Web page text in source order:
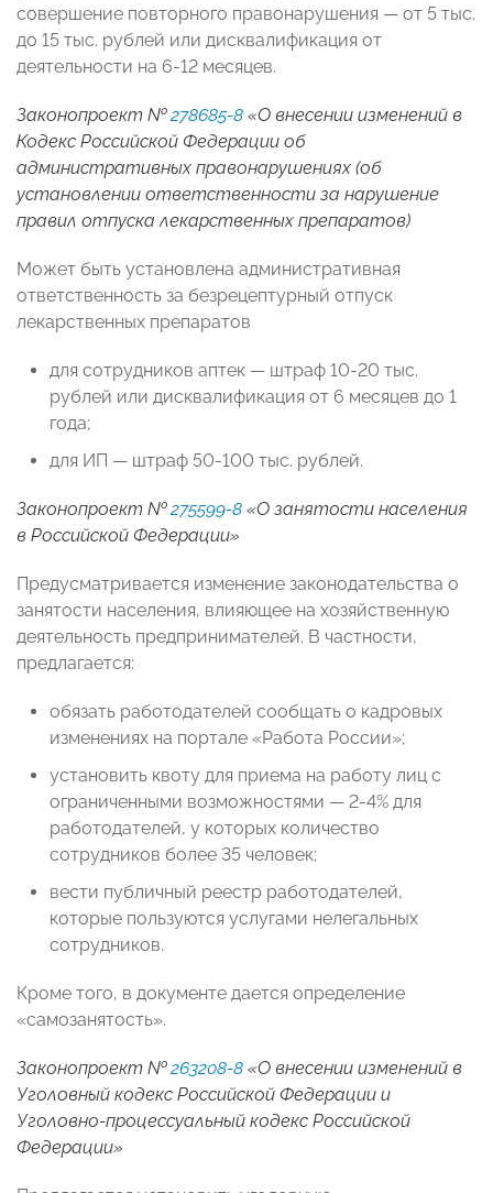
совершение повторного правонарушения — от 5 тыс.
до 15 тыс. рублей или дисквалификация от
деятельности на 6-12 месяцев.
Законопроект №278685-8 «О внесении изменений в
Кодекс Российской Федерации об
административных правонарушениях (об
установлении ответственности за нарушение
правил отпуска лекарственных препаратов)
Может быть установлена административная
ответственность за безрецептурный отпуск
лекарственных препаратов
для сотрудников аптек — штраф 10-20 тыс.
рублей или дисквалификация от 6 месяцев до 1
года;
для ИП — штраф 50-100 тыс. рублей.
Законопроект №275599-8 «О занятости населения
в Российской Федерации»
Предусматривается изменение законодательства о
занятости населения, влияющее на хозяйственную
деятельность предпринимателей. В частности,
предлагается:
обязать работодателей сообщать о кадровых
изменениях на портале «Работа России»;
установить квоту для приема на работу лиц с
ограниченными возможностями — 2-4% для
работодателей, у которых количество
сотрудников более 35 человек;
вести публичный реестр работодателей,
которые пользуются услугами нелегальных
сотрудников.
Кроме того, в документе дается определение
«самозанятость».
Законопроект №263208-8 «О внесении изменений в
Уголовный кодекс Российской Федерации и
Уголовно-процессуальный кодекс Российской
Федерации»